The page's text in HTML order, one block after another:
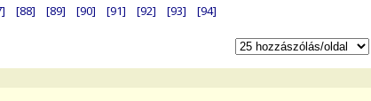
[88] [89] [90] [91] [92] [93] [94]